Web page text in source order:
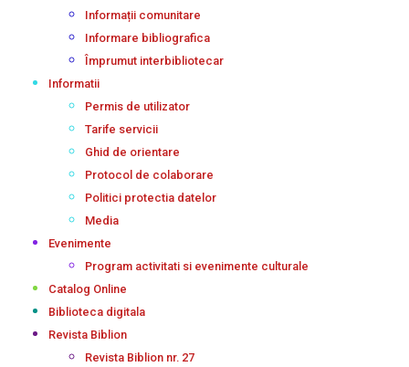
Informații comunitare
Informare bibliografica
Împrumut interbibliotecar
Informatii
Permis de utilizator
Tarife servicii
Ghid de orientare
Protocol de colaborare
Politici protectia datelor
Media
Evenimente
Program activitati si evenimente culturale
Catalog Online
Biblioteca digitala
Revista Biblion
Revista Biblion nr. 27